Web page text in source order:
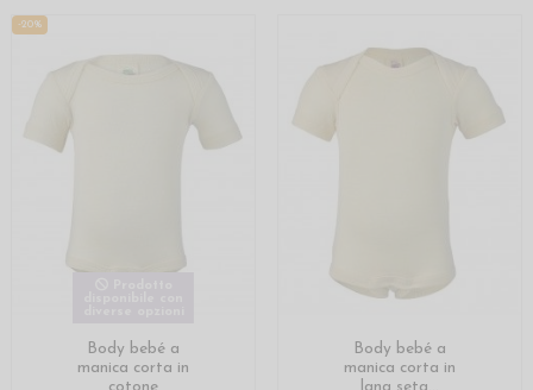
-20%
Body bebé a
manica corta in
cotone
Body bebé a
manica corta in
lana seta...